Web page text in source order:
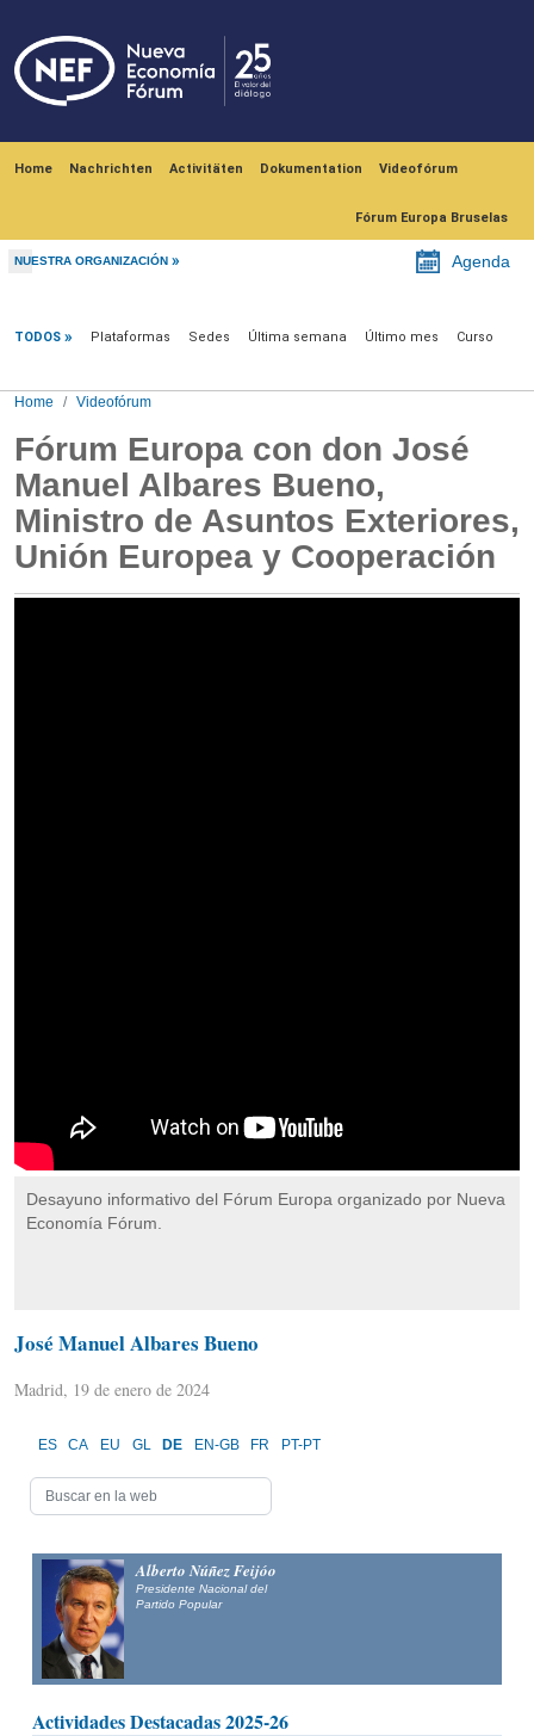
Home Nachrichten Activitäten Dokumentation Videofórum
Fórum Europa Bruselas
NUESTRA ORGANIZACIÓN Agenda
TODOS Plataformas Sedes Última semana Último mes Curso
Home Videofórum
Fórum Europa con don José
Manuel Albares Bueno,
Ministro de Asuntos Exteriores,
Unión Europea y Cooperación
Desayuno informativo del Fórum Europa organizado por Nueva
Economía Fórum.
José Manuel Albares Bueno
Madrid, 19 de enero de 2024
ES CA EU GL DE EN-GB FR PT-PT
Alberto Núñez Feijóo
Presidente Nacional del
Partido Popular
Actividades Destacadas 2025-26